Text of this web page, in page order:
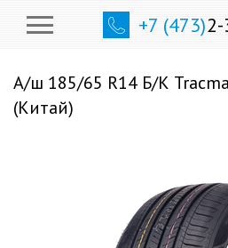
+7 (473)
А/ш 185/65 R14 Б/К
(Китай)